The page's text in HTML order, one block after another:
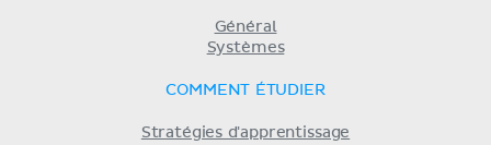
Général
Systèmes
COMMENT ÉTUDIER
Stratégies d'apprentissage